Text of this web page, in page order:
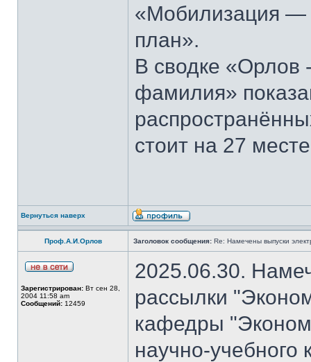
«Мобилизация —
план».
В сводке «Орлов
фамилия»
стоит на 27
Вернуться наверх
Проф.А.И.Орлов Заголовок сообщения: Re: Намечены выпуски
Зарегистрирован: Вт сен 28,
2004 11:58 am
Сообщений: 12459
2025.06.30.
рассылки
кафедры
научно-